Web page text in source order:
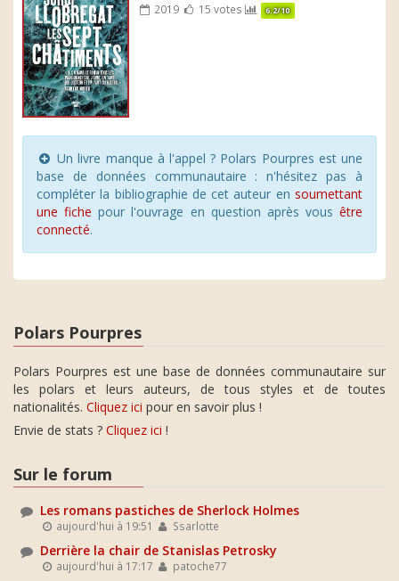
2019 15 votes 6.2/10
Un livre manque à l'appel ? Polars Pourpres est une
base de données communautaire : n'hésitez pas à
compléter la bibliographie de cet auteur en soumettant
une fiche pour l'ouvrage en question après vous être
connecté.
Polars Pourpres
Polars Pourpres est une base de données communautaire sur
les polars et leurs auteurs, de tous styles et de toutes
nationalités. Cliquez ici pour en savoir plus !
Envie de stats ? Cliquez ici !
Sur le forum
Les romans pastiches de Sherlock Holmes
aujourd'hui à 19:51 Ssarlotte
Derrière la chair de Stanislas Petrosky
aujourd'hui à 17:17 patoche77